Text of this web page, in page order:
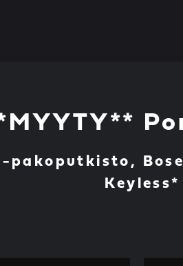
pakoputkisto,
Keyless*